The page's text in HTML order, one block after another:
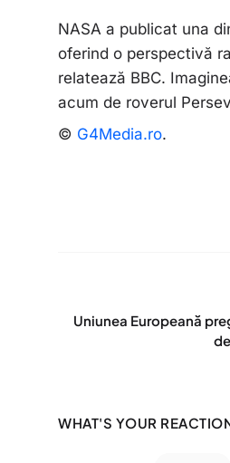
NASA a publicat una
oferind o perspectivă
relatează BBC.
acum de roverul
© G4Media.ro.
Uniunea Europeană
WHAT'S YOUR